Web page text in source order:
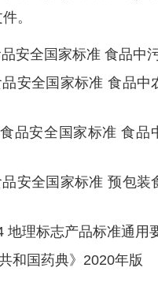
。
安全国家标准 食品中
安全国家标准 食品中
品安全国家标准 食品
安全国家标准 预包装
地理标志产品标准通用
和国药典》2020年版